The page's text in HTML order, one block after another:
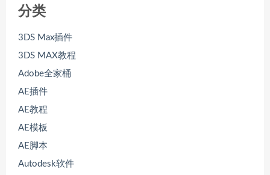
分类
3DS Max插件
3DS MAX教程
Adobe全家桶
AE插件
AE教程
AE模板
AE脚本
Autodesk软件